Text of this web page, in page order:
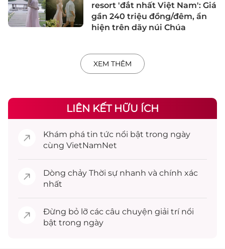
resort 'đắt nhất Việt Nam': Giá
gần 240 triệu đồng/đêm, ẩn
hiện trên dãy núi Chúa
XEM THÊM
LIÊN KẾT HỮU ÍCH
Khám phá tin tức nổi bật trong ngày
cùng VietNamNet
Dòng chảy Thời sự nhanh và chính xác
nhất
Đừng bỏ lỡ các câu chuyện giải trínổi
bật trong ngày